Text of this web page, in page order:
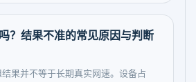
？结果不准的常见原因与判断
果并不等于长期真实网速。设备占